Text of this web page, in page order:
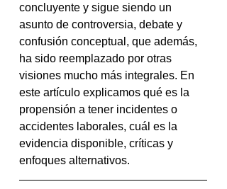
concluyente y sigue siendo un
asunto de controversia, debate y
confusión conceptual, que además,
ha sido reemplazado por otras
visiones mucho más integrales. En
este artículo explicamos qué es la
propensión a tener incidentes o
accidentes laborales, cuál es la
evidencia disponible, críticas y
enfoques alternativos.